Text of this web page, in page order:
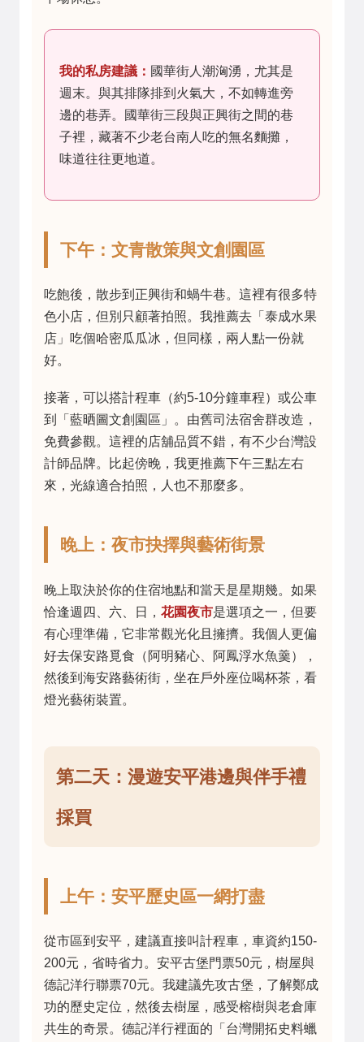
我的私房建議： 國華街人潮洶湧，尤其是
週末。與其排隊排到火氣大，不如轉進旁
邊的巷弄。國華街三段與正興街之間的巷
子裡，藏著不少老台南人吃的無名麵攤，
味道往往更地道。
下午：文青散策與文創園區
吃飽後，散步到正興街和蝸牛巷。這裡有很多特
色小店，但別只顧著拍照。我推薦去「泰成水果
店」吃個哈密瓜瓜冰，但同樣，兩人點一份就
好。
接著，可以搭計程車（約5-10分鐘車程）或公車
到「藍晒圖文創園區」。由舊司法宿舍群改造，
免費參觀。這裡的店舖品質不錯，有不少台灣設
計師品牌。比起傍晚，我更推薦下午三點左右
來，光線適合拍照，人也不那麼多。
晚上：夜市抉擇與藝術街景
晚上取決於你的住宿地點和當天是星期幾。如果
恰逢週四、六、日， 花園夜市是選項之一，但要
有心理準備，它非常觀光化且擁擠。我個人更偏
好去保安路覓食（阿明豬心、阿鳳浮水魚羹），
然後到海安路藝術街，坐在戶外座位喝杯茶，看
燈光藝術裝置。
第二天：漫遊安平港邊與伴手禮
採買
上午：安平歷史區一網打盡
從市區到安平，建議直接叫計程車，車資約150-
200元，省時省力。安平古堡門票50元，樹屋與
德記洋行聯票70元。我建議先攻古堡，了解鄭成
功的歷史定位，然後去樹屋，感受榕樹與老倉庫
共生的奇景。德記洋行裡面的「台灣開拓史料蠟